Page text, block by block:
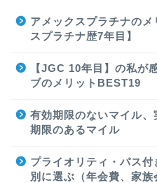
アメックスプラチナの
スプラチナ歴7年目】
【JGC 10年目】の私が
ブのメリットBEST19
有効期限のないマイル
期限のあるマイル
プライオリティ・パス
別に選ぶ（年会費、家族